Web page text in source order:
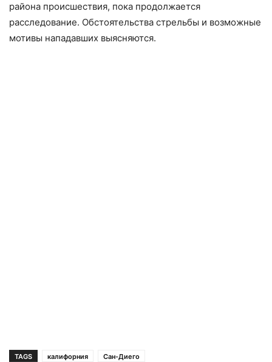
района происшествия, пока продолжается
расследование. Обстоятельства стрельбы и возможные
мотивы нападавших выясняются.
TAGS калифорния Сан-Диего